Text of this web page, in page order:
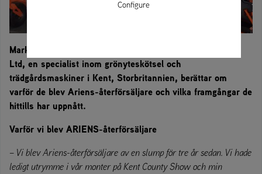
Mark och Amanda Brown, ägare till M&A Brown & Sons
Ltd, en specialist inom grönyteskötsel och
trädgårdsmaskiner i Kent, Storbritannien, berättar om
varför de blev Ariens-återförsäljare och vilka framgångar de
hittills har uppnått.
Varför vi blev ARIENS-återförsäljare
– Vi blev Ariens-återförsäljare av en slump för tre år sedan. Vi hade
ledigt utrymme i vår monter på Kent County Show och min
Configure